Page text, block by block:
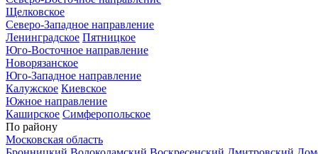
Щелковское
Северо-Западное направление
Ленинградское Пятницкое
Юго-Восточное направление
Новорязанское
Юго-Западное направление
Калужское Киевское
Южное направление
Каширское Симферопольское
По району
Московская область